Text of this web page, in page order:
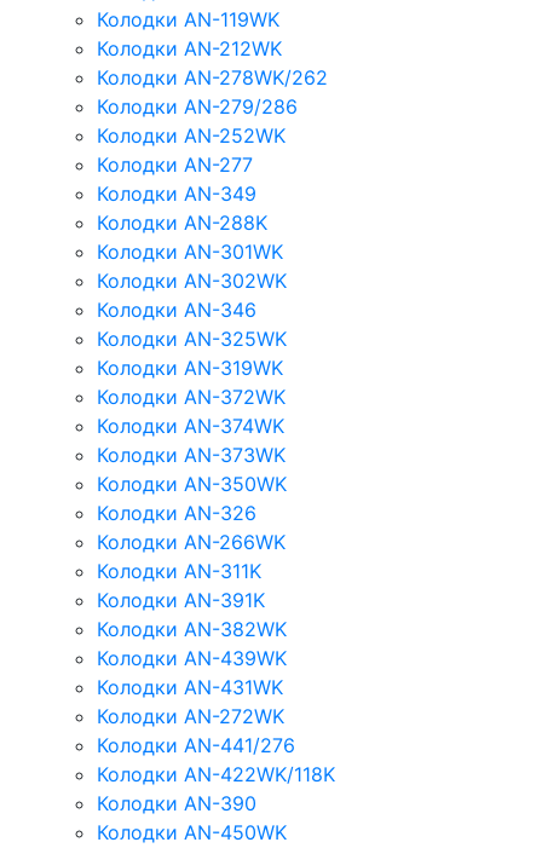
Колодки AN-119WK
Колодки AN-212WK
Колодки AN-278WK/262
Колодки AN-279/286
Колодки AN-252WK
Колодки AN-277
Колодки AN-349
Колодки AN-288K
Колодки AN-301WK
Колодки AN-302WK
Колодки AN-346
Колодки AN-325WK
Колодки AN-319WK
Колодки AN-372WK
Колодки AN-374WK
Колодки AN-373WK
Колодки AN-350WK
Колодки AN-326
Колодки AN-266WK
Колодки AN-311K
Колодки AN-391K
Колодки AN-382WK
Колодки AN-439WK
Колодки AN-431WK
Колодки AN-272WK
Колодки AN-441/276
Колодки AN-422WK/118K
Колодки AN-390
Колодки AN-450WK